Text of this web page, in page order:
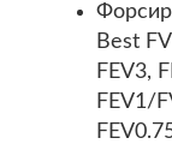
Best
FEV3,
FEV1/